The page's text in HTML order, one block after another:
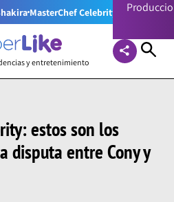
MasterChef Celebrity Colombia
y entretenimiento
estos son los
disputa entre Cony y